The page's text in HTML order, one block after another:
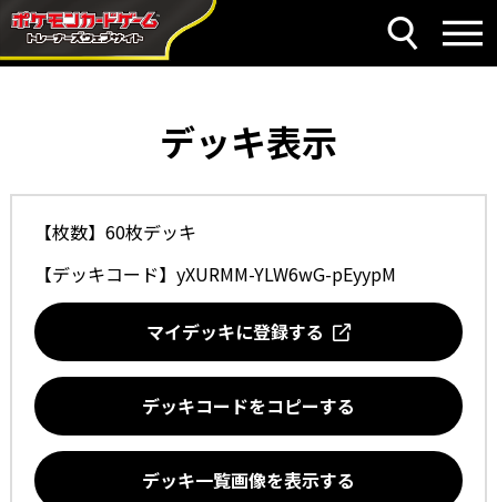
デッキ表示
【枚数】60枚デッキ
【デッキコード】 yXURMM-YLW6wG-pEyypM
マイデッキに登録する
デッキコードをコピーする
デッキ一覧画像を表示する